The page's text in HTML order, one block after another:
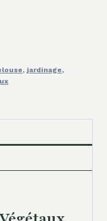
, jardinage,